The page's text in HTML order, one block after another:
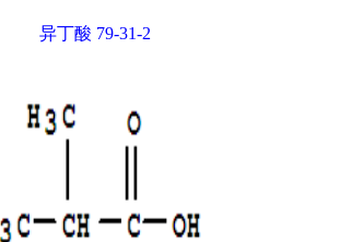
异丁酸 79-31-2